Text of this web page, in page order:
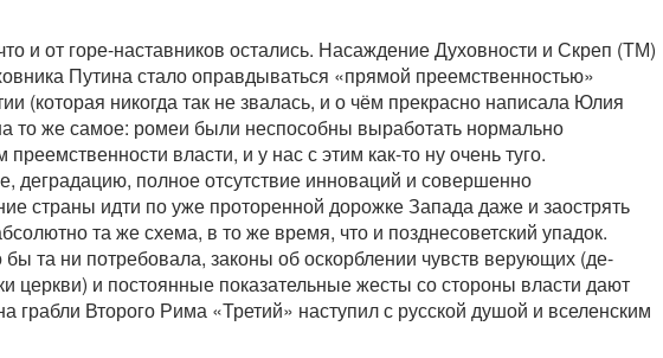
и от горе-наставников остались. Насаждение Духовности и Скреп (ТМ)
Путина стало оправдываться «прямой преемственностью»
(которая никогда так не звалась, и о чём прекрасно написала Юлия
то же самое: ромеи были неспособны выработать нормально
власти, и у нас с этим как-то ну очень туго.
деградацию, полное отсутствие инноваций и совершенно
страны идти по уже проторенной дорожке Запада даже и заострять
та же схема, в то же время, что и позднесоветский упадок.
та ни потребовала, законы об оскорблении чувств верующих (де-
церкви) и постоянные показательные жесты со стороны власти дают
грабли Второго Рима «Третий» наступил с русской душой и вселенским